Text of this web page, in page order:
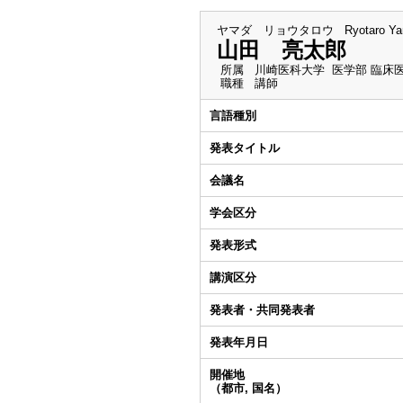
ヤマダ リョウタロウ Ryotaro
山田 亮太郎
所属
川崎医科大学 医学部 臨床
職種
講師
言語種別
発表タイトル
会議名
学会区分
発表形式
講演区分
発表者・共同発表者
発表年月日
開催地
（都市, 国名）